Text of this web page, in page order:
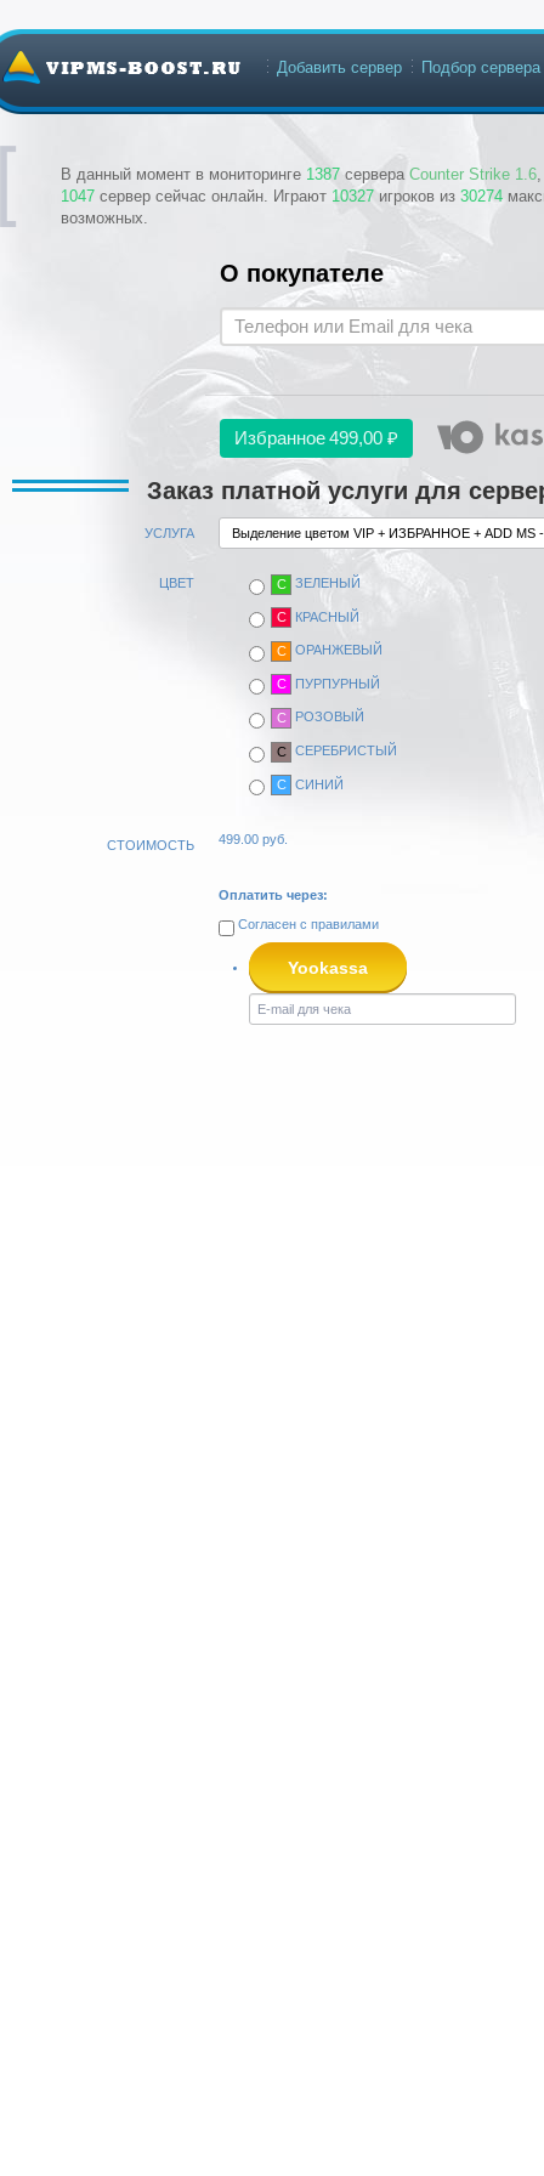
В данный момент в мониторинге 1387 сервера Counter Strike 1.6
1047 сервер сейчас онлайн. Играют 10327 игроков из 30274
возможных.
Добавить сервер Подбор сервера
О покупателе
Избранное499,00 ₽
Заказ платной услуги для
УСЛУГА
ЦВЕТ C ЗЕЛЕНЫЙ
C КРАСНЫЙ
C ОРАНЖЕВЫЙ
C ПУРПУРНЫЙ
C РОЗОВЫЙ
C СЕРЕБРИСТЫЙ
C СИНИЙ
СТОИМОСТЬ 499.00 руб.
Оплатить через:
Согласен с правилами
Yookassa